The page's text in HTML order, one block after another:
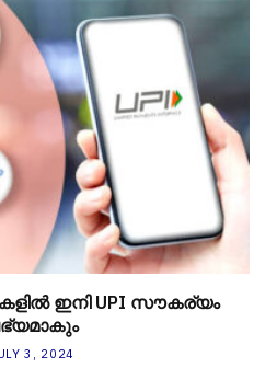
ഇനി UPI സൗകര്യം
3, 2024